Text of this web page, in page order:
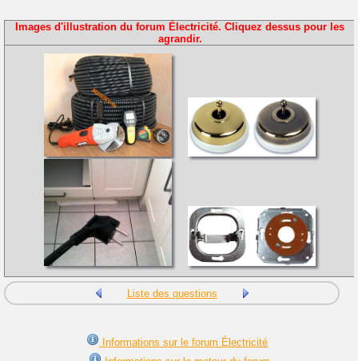
Images d'illustration du forum Électricité. Cliquez dessus pour les
agrandir.
Liste des questions
Informations sur le forum Électricité